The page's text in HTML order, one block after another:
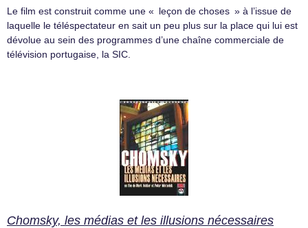
Le film est construit comme une « leçon de choses » à l’issue de
laquelle le téléspectateur en sait un peu plus sur la place qui lui est
dévolue au sein des programmes d’une chaîne commerciale de
télévision portugaise, la SIC.
Chomsky, les médias et les illusions nécessaires